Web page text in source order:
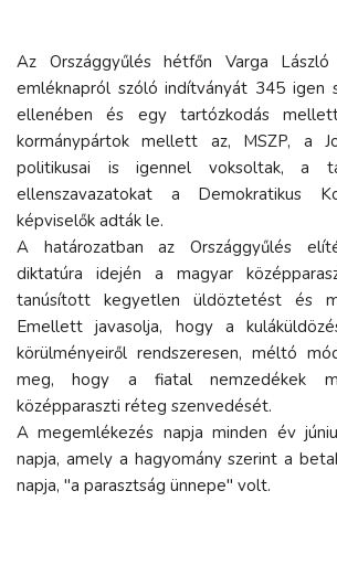
Az Országgyűlés hétfőn Varga
emléknapról szóló indítványát 345 igen
ellenében és egy tartózkodás
kormánypártok mellett az, MSZP, a
politikusai is igennel voksoltak, a
ellenszavazatokat a Demokratikus
képviselők adták le.
A határozatban az Országgyűlés
diktatúra idején a magyar
tanúsított kegyetlen üldöztetést és
Emellett javasolja, hogy a
körülményeiről rendszeresen, méltó
meg, hogy a fiatal nemzedékek
középparaszti réteg szenvedését.
A megemlékezés napja minden év
napja, amely a hagyomány szerint a
napja, "a parasztság ünnepe" volt.